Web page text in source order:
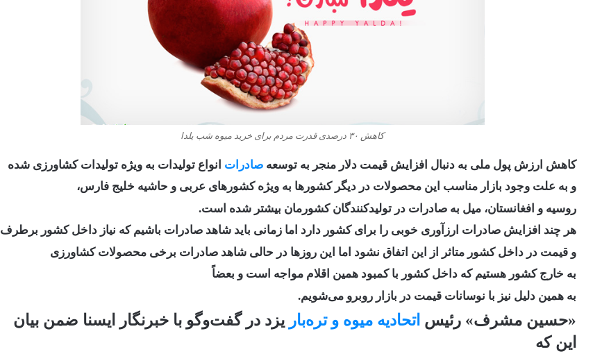
کاهش ۳۰ درصدی قدرت مردم برای خرید میوه شب یلدا
کاهش ارزش پول ملی به دنبال افزایش قیمت دلار منجر به توسعه صادرات انواع تولیدات به ویژه تولیدات کشاورزی شده
و به علت وجود بازار مناسب این محصولات در دیگر کشورها به ویژه کشورهای عربی و حاشیه خلیج فارس،
روسیه و افغانستان، میل به صادرات در تولیدکنندگان کشورمان بیشتر شده است.
هر چند افزایش صادرات ارزآوری خوبی را برای کشور دارد اما زمانی باید شاهد صادرات باشیم که نیاز داخل کشور برطرف
و قیمت در داخل کشور متاثر از این اتفاق نشود اما این روزها در حالی شاهد صادرات برخی محصولات کشاورزی
به خارج کشور هستیم که داخل کشور با کمبود همین اقلام مواجه است و بعضاً
به همین دلیل نیز با نوسانات قیمت در بازار روبرو می‌شویم.
«حسین مشرف» رئیس اتحادیه میوه و تره‌بار یزد در گفت‌وگو با خبرنگار ایسنا ضمن بیان
این که